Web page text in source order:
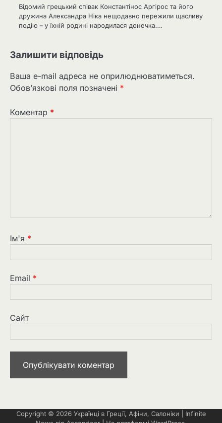
Відомий грецький співак Константінос Аргірос та його
дружина Александра Ніка нещодавно пережили щасливу
подію – у їхній родині народилася донечка.…
Залишити відповідь
Ваша e-mail адреса не оприлюднюватиметься.
Обов’язкові поля позначені *
Коментар *
Ім'я *
Email *
Сайт
Copyright © 2026 Українці в Греції, Афіни, Салоніки | Infinite